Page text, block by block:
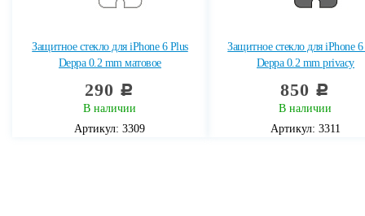
Защитное стекло для iPhone 6 Plus
Deppa 0.2 mm матовое
290 c
В наличии
Артикул: 3309
Защитное стекло для iPhone 6
Deppa 0.2 mm privacy
850 c
В наличии
Артикул: 3311